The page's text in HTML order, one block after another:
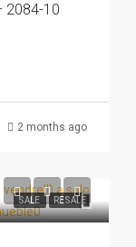
2084-10
2 months ago
SALE RESALE